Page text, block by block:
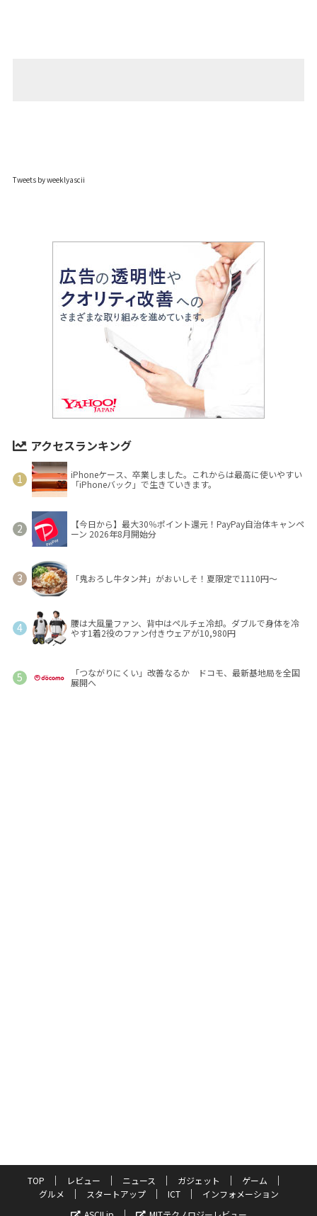
Tweets by weeklyascii
アクセスランキング
iPhoneケース、卒業しました。これからは最高に使いやすい
「iPhoneバック」で生きていきます。
【今日から】最大30％ポイント還元！PayPay自治体キャンペ
ーン 2026年8月開始分
「鬼おろし牛タン丼」がおいしそ！夏限定で1110円～
腰は大風量ファン、背中はペルチェ冷却。ダブルで身体を冷
やす1着2役のファン付きウェアが10,980円
「つながりにくい」改善なるか ドコモ、最新基地局を全国
展開へ
TOP レビュー ニュース ガジェット
ゲーム
グルメ
スタートアップ ICT
インフォメーション